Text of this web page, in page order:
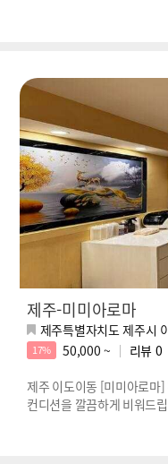
제주-미미아로마
제주특별자치도 제주시
17% 50,000 ~ 리뷰 0
제주 이도이동 [미미아로마
컨디션을 깔끔하게 비워드